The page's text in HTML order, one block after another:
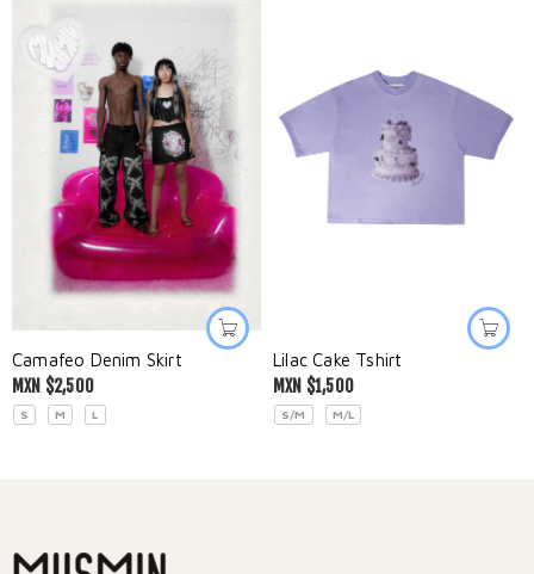
Camafeo Denim Skirt
MXN $2,500
S M L
Lilac Cake Tshirt
MXN $1,500
S/M M/L